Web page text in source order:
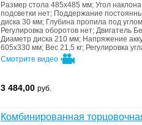
Размер стола 485х485 мм; Угол наклона
подсветки нет; Поддержание
диска 30 мм; Глубина пропила под
Регулировка оборотов нет; Двигатель
Диаметр диска 210 мм; Напряжение
605х330 мм; Вес 21,5 кг; Регулировка
Смотрите видео
3 484,00 руб.
Комбинированная